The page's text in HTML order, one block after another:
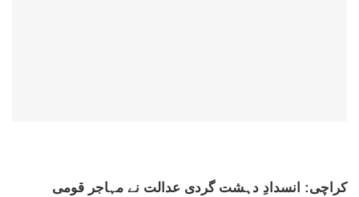
کراچی: انسدادِ دہشت گردی عدالت نے مہاجر قومی